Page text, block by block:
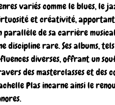
variés comme le blues, le
et créativité, apportant
parallèle de sa carrière
discipline rare. Ses albums,
diverses, offrant un
des masterclasses et des
Plas incarne ainsi le